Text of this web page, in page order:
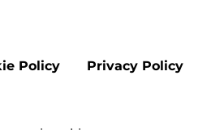
Policy Privacy Policy